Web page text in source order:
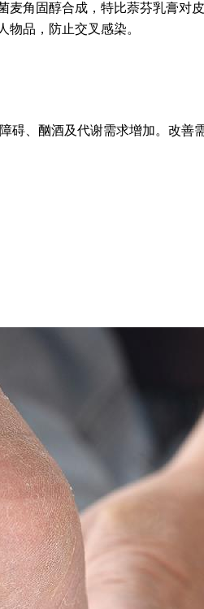
角固醇合成，特比萘芬乳膏对
品，防止交叉感染。
、酗酒及代谢需求增加。改